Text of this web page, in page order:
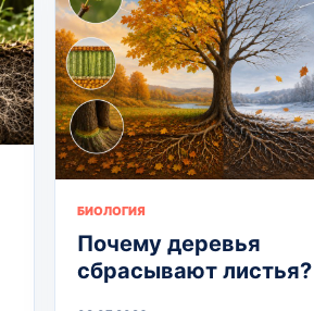
БИОЛОГИЯ
Почему деревья
сбрасывают листья?